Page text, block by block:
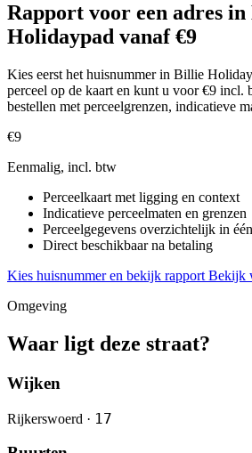
Rapport voor een adres
Holidaypad vanaf €9
Kies eerst het huisnummer in Billie
perceel op de kaart en kunt u voor €9 incl.
bestellen met perceelgrenzen, indicatieve
€9
Eenmalig, incl. btw
Perceelkaart met ligging en context
Indicatieve perceelmaten en grenzen
Perceelgegevens overzichtelijk in
Direct beschikbaar na betaling
Kies huisnummer en bekijk rapport Bekijk
Omgeving
Waar ligt deze straat?
Wijken
Rijkerswoerd · 17